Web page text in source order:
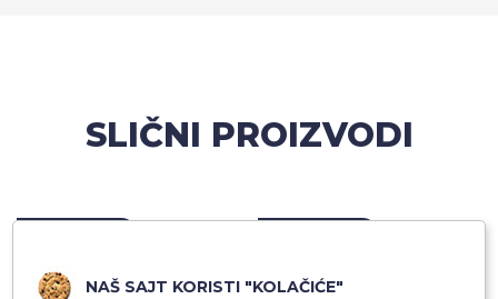
SLIČNI PROIZVODI
TOP PONUDA
NAŠ SAJT KORISTI "KOLAČIĆE"